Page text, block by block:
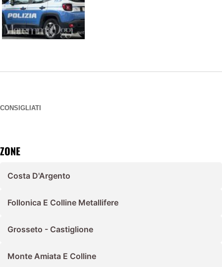
CONSIGLIATI
ZONE
Costa D'Argento
Follonica E Colline Metallifere
Grosseto - Castiglione
Monte Amiata E Colline